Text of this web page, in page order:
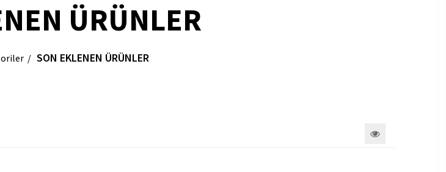
ÜRÜNLER
SON EKLENEN ÜRÜNLER